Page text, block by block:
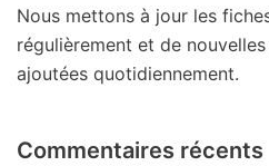
Nous mettons à jour les
régulièrement et de
ajoutées quotidiennement.
Commentaires récents